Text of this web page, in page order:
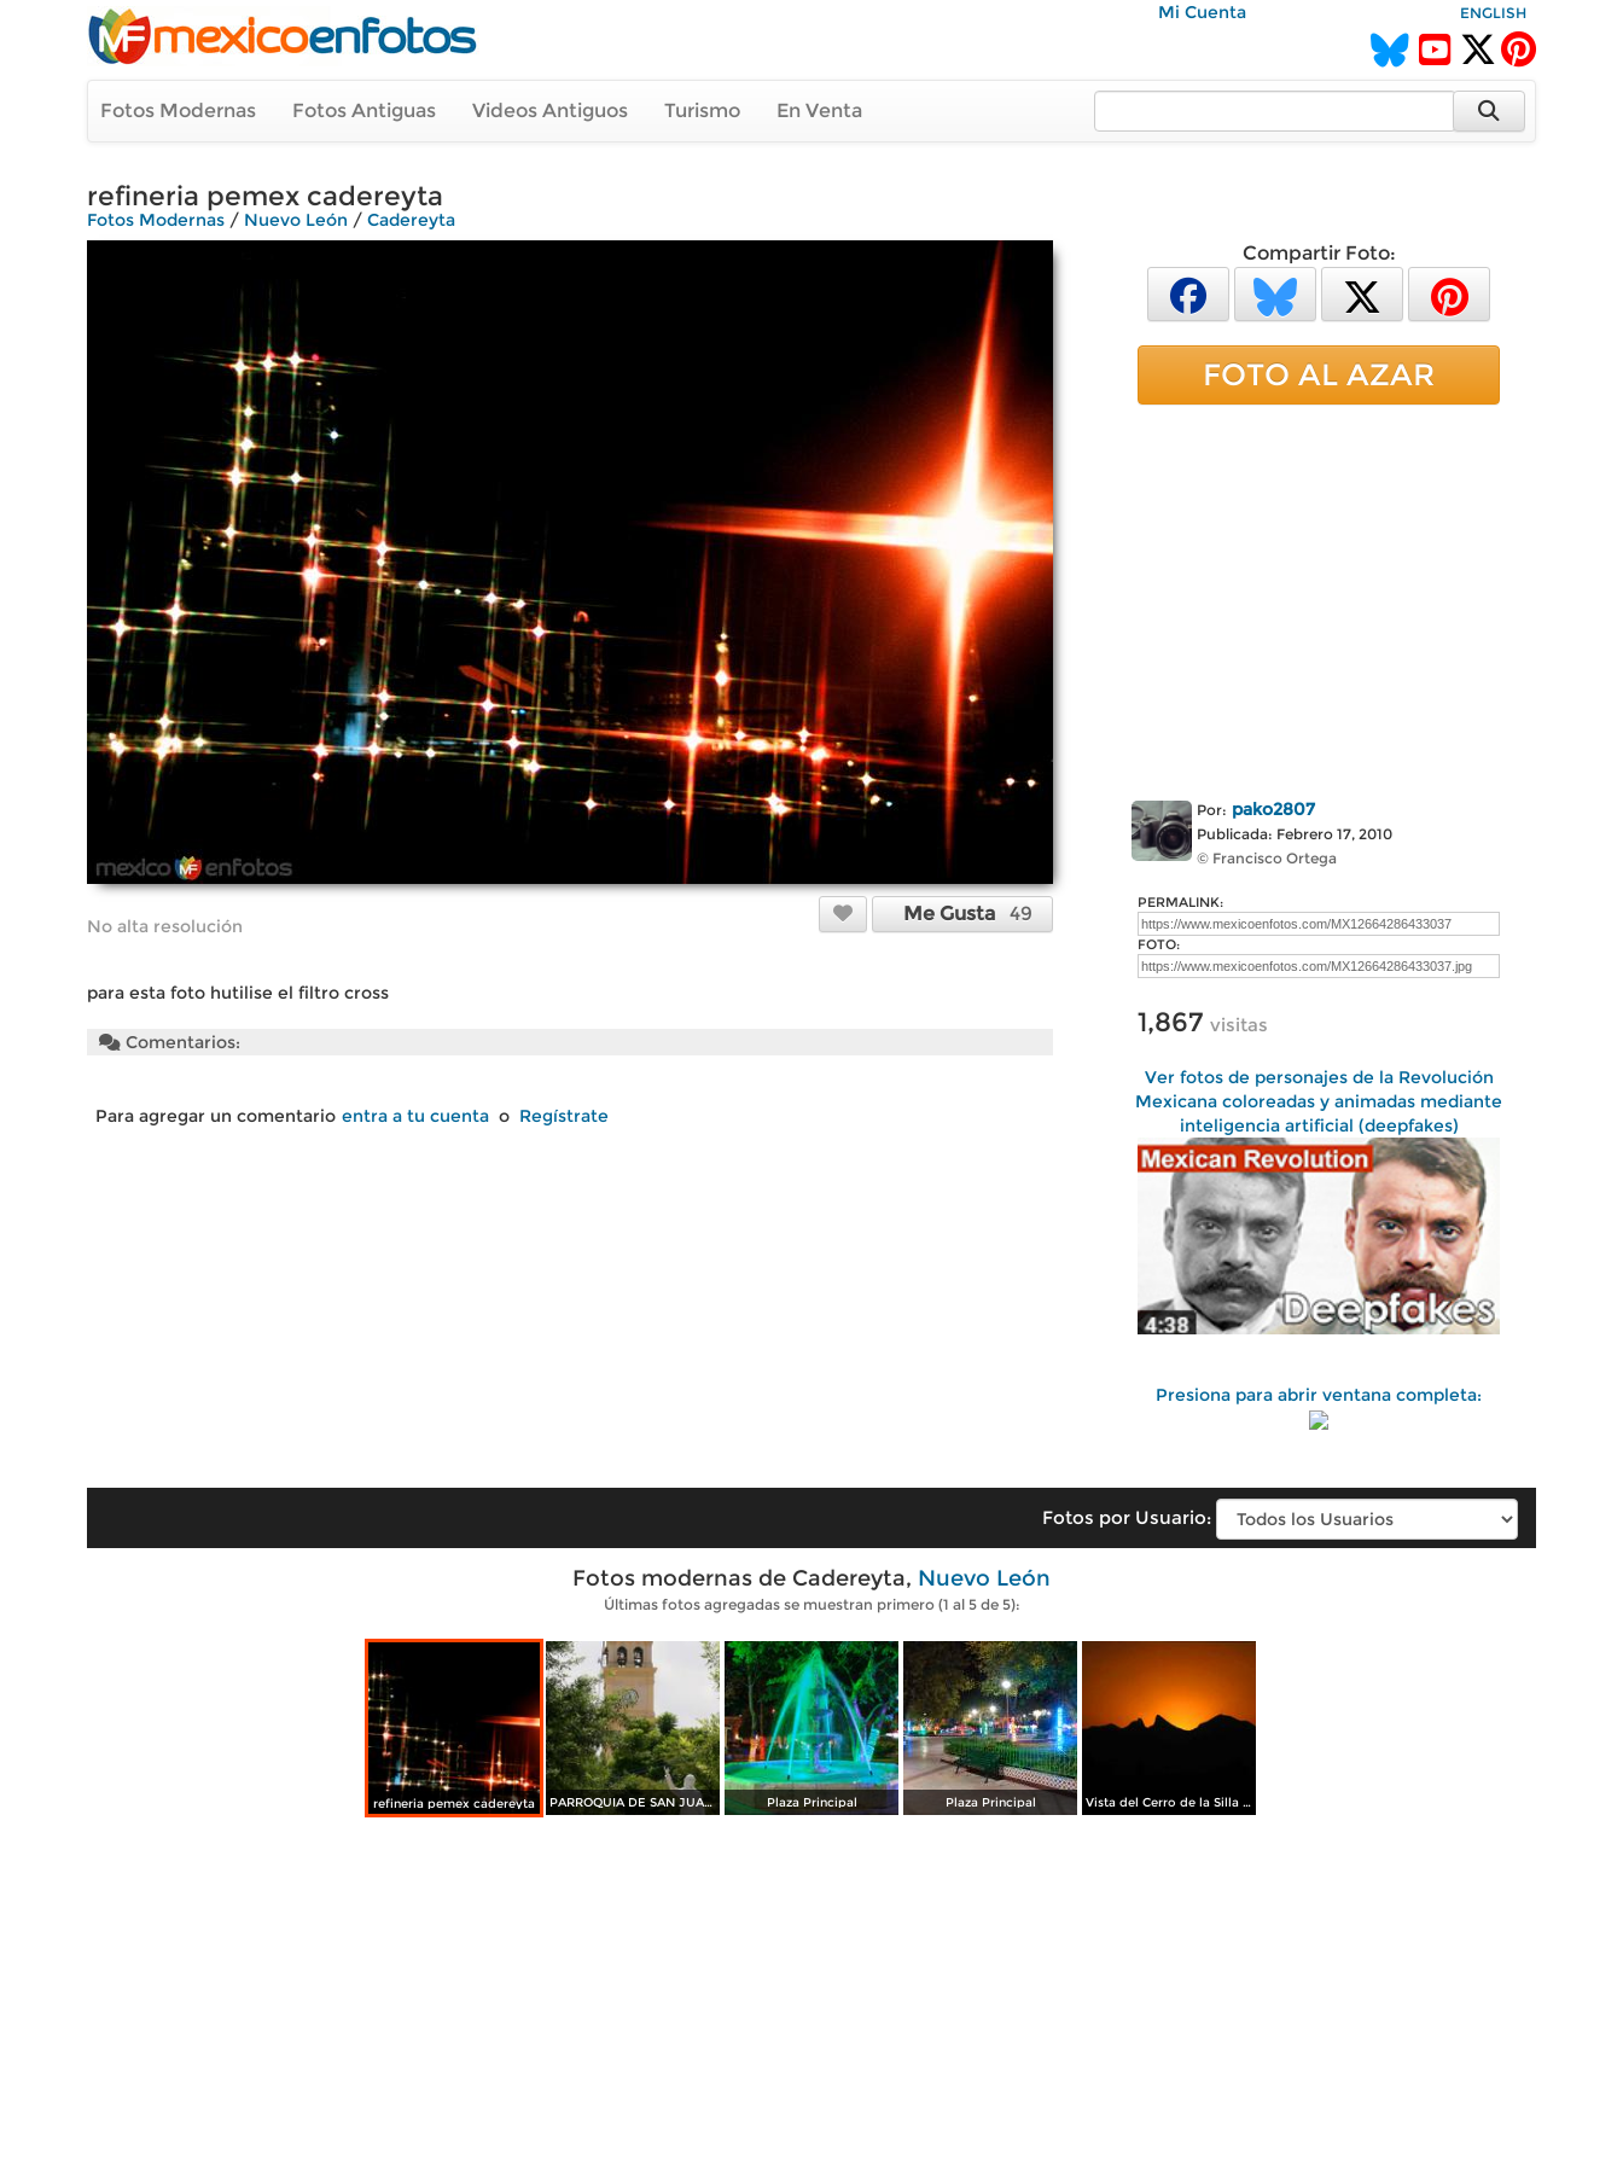
Mi Cuenta ENGLISH
Fotos Modernas Fotos Antiguas Videos Antiguos Turismo En Venta
refineria pemex cadereyta
Fotos Modernas / Nuevo León / Cadereyta
No alta resolución
Me Gusta 49
para esta foto hutilise el filtro cross
Comentarios:
Para agregar un comentario entra a tu cuenta o Regístrate
Compartir Foto:
FOTO AL AZAR
Por: pako2807
Publicada: Febrero 17, 2010
© Francisco Ortega
PERMALINK:
FOTO:
1,867 visitas
Ver fotos de personajes de la Revolución
Mexicana coloreadas y animadas mediante
inteligencia artificial (deepfakes)
Presiona para abrir ventana completa:
Fotos por Usuario:
Fotos modernas de Cadereyta, Nuevo León
Últimas fotos agregadas se muestran primero (1 al 5 de 5):
refineria pemex cadereyta PARROQUIA DE SAN JUAN BAUTISTA Y MONUMENTO A MIGUEL HIDALGO Plaza Principal Plaza Principal Vista del Cerro de la Silla al atardecer